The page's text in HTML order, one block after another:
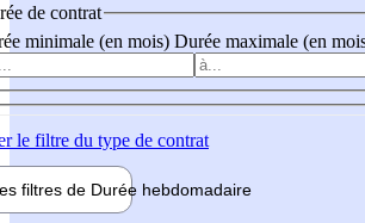
de contrat
minimale (en mois) Durée maximale (en
le filtre du type de contrat
filtres de Durée hebdomadaire